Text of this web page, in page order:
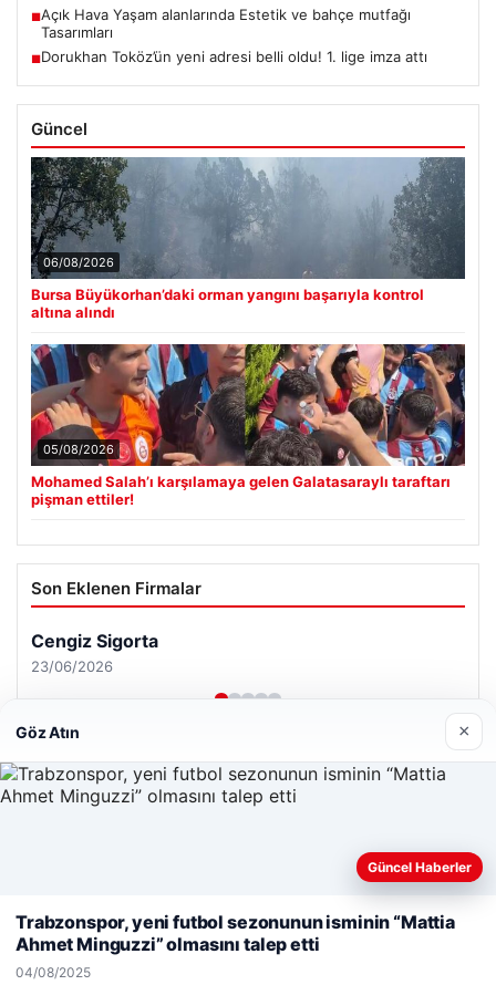
■Açık Hava Yaşam alanlarında Estetik ve bahçe mutfağı
Tasarımları
■Dorukhan Toköz’ün yeni adresi belli oldu! 1. lige imza attı
Güncel
06/08/2026
Bursa Büyükorhan’daki orman yangını başarıyla kontrol
altına alındı
05/08/2026
Mohamed Salah’ı karşılamaya gelen Galatasaraylı taraftarı
pişman ettiler!
Son Eklenen Firmalar
Web sitemizi nasıl kullandığınızı daha iyi anlayabilmek,
kullanıyoruz.Çerez Politikamız
Göz Atın ×
Güncel Haberler
Trabzonspor, yeni futbol sezonunun isminin “Mattia
Ahmet Minguzzi” olmasını talep etti
04/08/2025